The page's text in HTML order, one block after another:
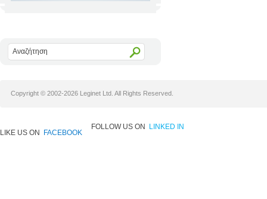
Copyright © 2002-2026 Leginet Ltd. All Rights Reserved.
LIKE US ON FACEBOOK
FOLLOW US ON LINKED IN